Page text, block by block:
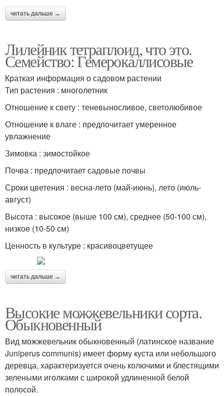
читать дальше →
Лилейник тетраплоид, что это.
Семейство: Гемерокаллисовые
Краткая информация о садовом растении
Тип растения : многолетник
Отношение к свету : теневыносливое, светолюбивое
Отношение к влаге : предпочитает умеренное
увлажнение
Зимовка : зимостойкое
Почва : предпочитает садовые почвы
Сроки цветения : весна-лето (май-июнь), лето (июль-
август)
Высота : высокое (выше 100 см), среднее (50-100 см),
низкое (10-50 см)
Ценность в культуре : красивоцветущее
читать дальше →
Высокие можжевельники сорта.
Обыкновенный
Вид можжевельник обыкновенный (латинское название
Juniperus communis) имеет форму куста или небольшого
деревца, характеризуется очень колючими и блестящими
зелеными иголками с широкой удлиненной белой
полосой.